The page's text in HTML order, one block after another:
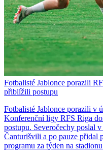
Fotbalisté Jablonce porazili
přiblížili postupu
Fotbalisté Jablonce porazili v
Konferenční ligy RFS Riga
postupu. Severočechy poslal
Čanturišvili a po pauze přidal
programu za týden na